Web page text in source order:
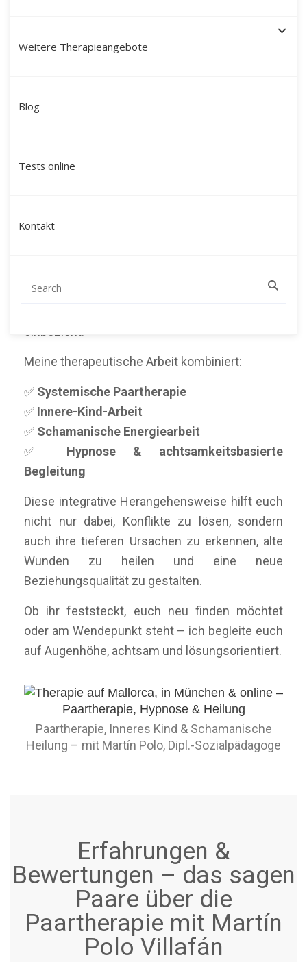
Weitere Therapieangebote
Blog
Tests online
Kontakt
Martín Polo – Mein Ansatz:
Sozialpädagoge, Therapeut und Schamane mit
herausfordernde Lebensphasen – mit einem
Meine therapeutische Arbeit kombiniert:
✅ Systemische Paartherapie
✅ Innere-Kind-Arbeit
✅ Schamanische Energiearbeit
✅ Hypnose & achtsamkeitsbasierte
Begleitung
Diese integrative Herangehensweise hilft euch
nicht nur dabei, Konflikte zu lösen, sondern
auch ihre tieferen Ursachen zu erkennen, alte
Wunden zu heilen und eine neue
Beziehungsqualität zu gestalten.
Ob ihr feststeckt, euch neu finden möchtet
oder am Wendepunkt steht – ich begleite euch
auf Augenhöhe, achtsam und lösungsorientiert.
Paartherapie, Inneres Kind & Schamanische
Heilung – mit Martín Polo, Dipl.-Sozialpädagoge
Erfahrungen &
Bewertungen – das sagen
Paare über die
Paartherapie mit Martín
Polo Villafán